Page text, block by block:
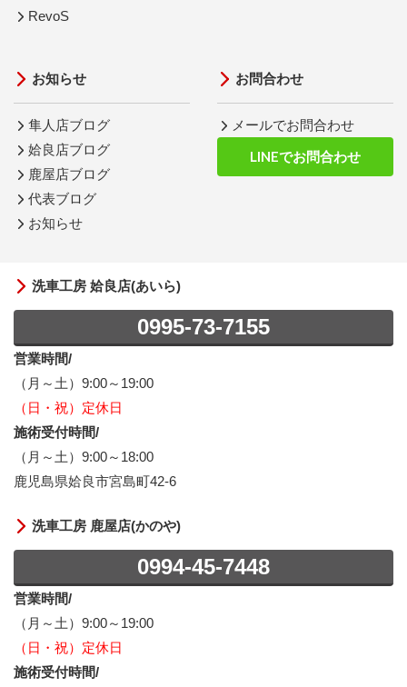
RevoS
お知らせ
隼人店ブログ
姶良店ブログ
鹿屋店ブログ
代表ブログ
お知らせ
お問合わせ
メールでお問合わせ
LINEでお問合わせ
洗車工房 姶良店(あいら)
0995-73-7155
営業時間/
（月～土）9:00～19:00
（日・祝）定休日
施術受付時間/
（月～土）9:00～18:00
鹿児島県姶良市宮島町42-6
洗車工房 鹿屋店(かのや)
0994-45-7448
営業時間/
（月～土）9:00～19:00
（日・祝）定休日
施術受付時間/